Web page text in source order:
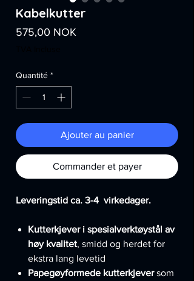
Kabelkutter
575,00 NOK
Quantité *
Ajouter au panier
Commander et payer
Leveringstid ca. 3-4 virkedager.
Kutterkjever i spesialverktøystål av
høy kvalitet, smidd og herdet for
ekstra lang levetid
Papegøyformede kutterkjeversom